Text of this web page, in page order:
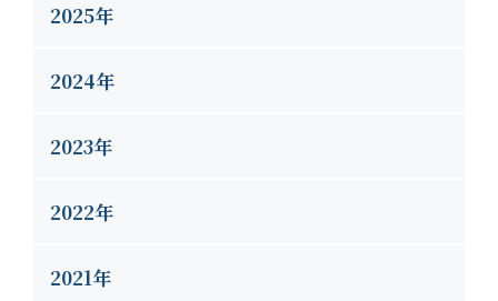
2025年
2024年
2023年
2022年
2021年